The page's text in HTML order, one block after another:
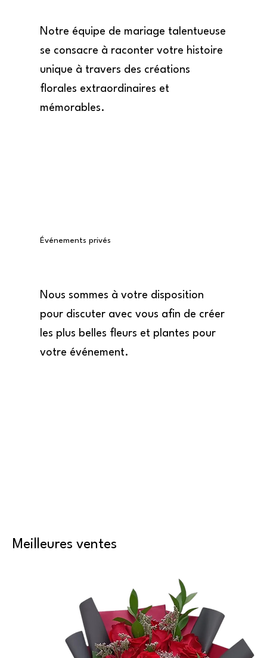
Meilleures ventes
Notre équipe de mariage talentueuse
se consacre à raconter votre histoire
unique à travers des créations
florales extraordinaires et
mémorables.
Événements privés
Nous sommes à votre disposition
pour discuter avec vous afin de créer
les plus belles fleurs et plantes pour
votre événement.